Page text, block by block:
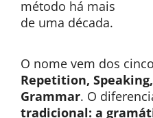
método há mais
de uma década.
O nome vem dos
Repetition,
Grammar. O
tradicional: a